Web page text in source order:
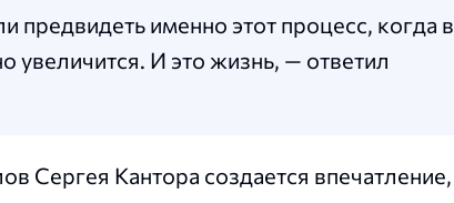
именно этот процесс, когда в
увеличится. И это жизнь, — ответил
Сергея Кантора создается впечатление,